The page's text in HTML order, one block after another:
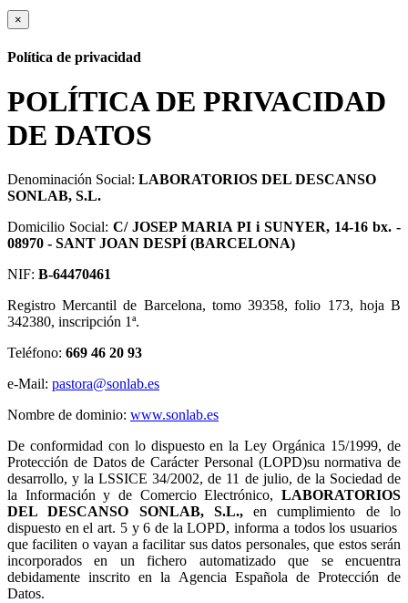
×
Política de privacidad
POLÍTICA DE PRIVACIDAD
DE DATOS
Denominación Social: LABORATORIOS DEL DESCANSO
SONLAB, S.L.
Domicilio Social: C/ JOSEP MARIA PI i SUNYER, 14-16 bx. -
08970 - SANT JOAN DESPÍ (BARCELONA)
NIF: B-64470461
Registro Mercantil de Barcelona, tomo 39358, folio 173, hoja B
342380, inscripción 1ª.
Teléfono: 669 46 20 93
e-Mail: pastora@sonlab.es
Nombre de dominio: www.sonlab.es
De conformidad con lo dispuesto en la Ley Orgánica 15/1999, de
Protección de Datos de Carácter Personal (LOPD)su normativa de
desarrollo, y la LSSICE 34/2002, de 11 de julio, de la Sociedad de
la Información y de Comercio Electrónico, LABORATORIOS
DEL DESCANSO SONLAB, S.L.,en cumplimiento de lo
dispuesto en el art. 5 y 6 de la LOPD, informa a todos los usuarios
que faciliten o vayan a facilitar sus datos personales, que estos serán
incorporados en un fichero automatizado que se encuentra
debidamente inscrito en la Agencia Española de Protección de
Datos.